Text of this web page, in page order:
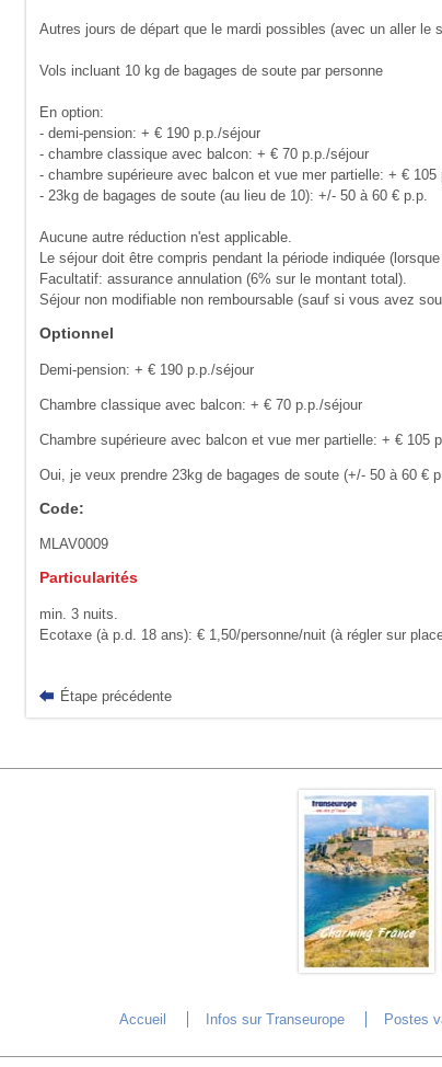
Autres jours de départ que le mardi possibles (avec un aller le
Vols incluant 10 kg de bagages de soute par personne
En option:
- demi-pension: + € 190 p.p./séjour
- chambre classique avec balcon: + € 70 p.p./séjour
- chambre supérieure avec balcon et vue mer partielle: + € 105
- 23kg de bagages de soute (au lieu de 10): +/- 50 à 60 € p.p.
Aucune autre réduction n'est applicable.
Le séjour doit être compris pendant la période indiquée
Facultatif: assurance annulation (6% sur le montant total).
Séjour non modifiable non remboursable (sauf si vous avez
Optionnel
Demi-pension: + € 190 p.p./séjour
Chambre classique avec balcon: + € 70 p.p./séjour
Chambre supérieure avec balcon et vue mer partielle: + € 105
Oui, je veux prendre 23kg de bagages de soute (+/- 50 à 60 €
Code:
MLAV0009
Particularités
min. 3 nuits.
Ecotaxe (à p.d. 18 ans): € 1,50/personne/nuit (à régler sur
Étape précédente
Accueil Infos sur Transeurope Postes